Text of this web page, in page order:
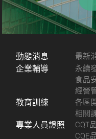
動態消息 最新
企業輔導 永續
食品
經營
教育訓練 各區
相關
專業人員證照 CQT
CQE